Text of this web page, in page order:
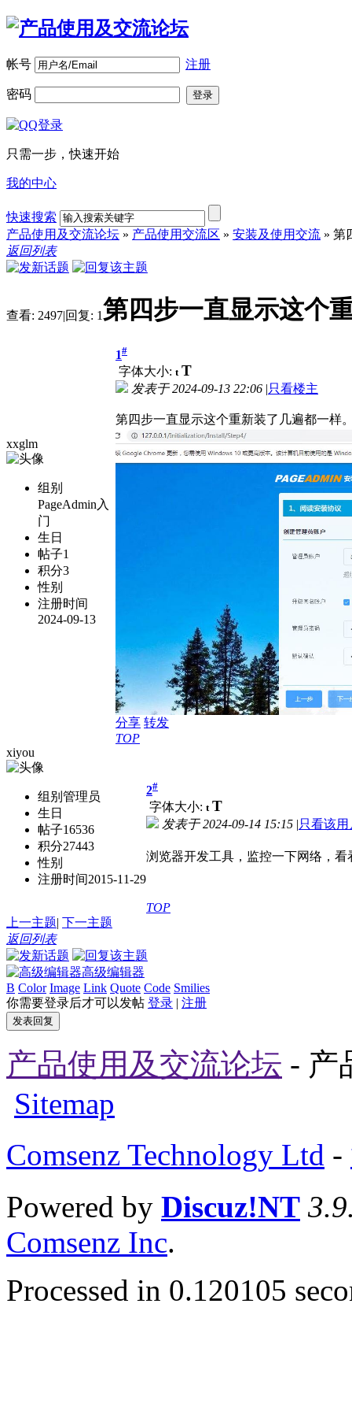
帐号 注册
密码 登录
只需一步，快速开始
我的中心
快速搜索
产品使用及交流论坛 » 产品使用交流区 » 安装及使用交流 » 第
返回列表
查看: 2497|回复: 1第四步一直显示这个
xxglm
组别
PageAdmin入
门
生日
帖子1
积分3
性别
注册时间
2024-09-13
1#
字体大小: t T
发表于2024-09-13 22:06 |只看楼主
第四步一直显示这个重新装了几遍都一样
分享 转发
TOP
xiyou
组别 管理员
生日
帖子16536
积分27443
性别
注册时间2015-11-29
2#
字体大小: t T
发表于2024-09-14 15:15 |只看该用
浏览器开发工具，监控一下网络，看
TOP
上一主题| 下一主题
返回列表
高级编辑器
B Color Image Link Quote Code Smilies
你需要登录后才可以发帖 登录 | 注册
发表回复
产品使用及交流论坛 - 产
Sitemap
Comsenz Technology Ltd -
Powered by Discuz!NT
Comsenz Inc.
Processed in 0.120105